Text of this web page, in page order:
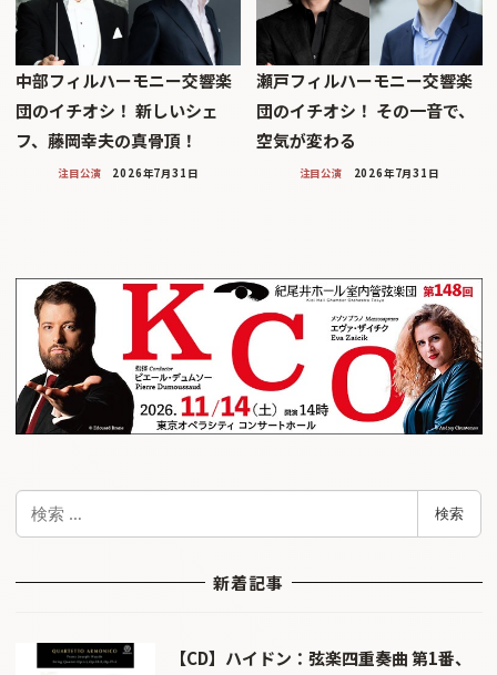
中部フィルハーモニー交響楽
団のイチオシ！ 新しいシェ
フ、藤岡幸夫の真骨頂！
注目公演 2026年7月31日
瀬戸フィルハーモニー交響楽
団のイチオシ！ その一音で、
空気が変わる
注目公演 2026年7月31日
検
検索
新着記事
【CD】ハイドン：弦楽四重奏曲 第1番、